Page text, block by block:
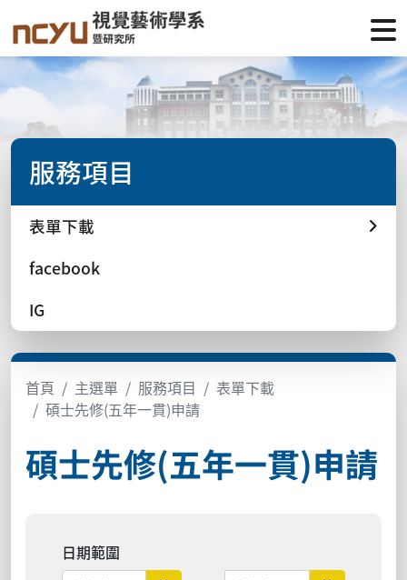
服務項目
表單下載
facebook
IG
首頁 主選單 服務項目
表單下載
碩士先修(五年一貫)申請
碩士先修(五年一貫)申請
日期範圍